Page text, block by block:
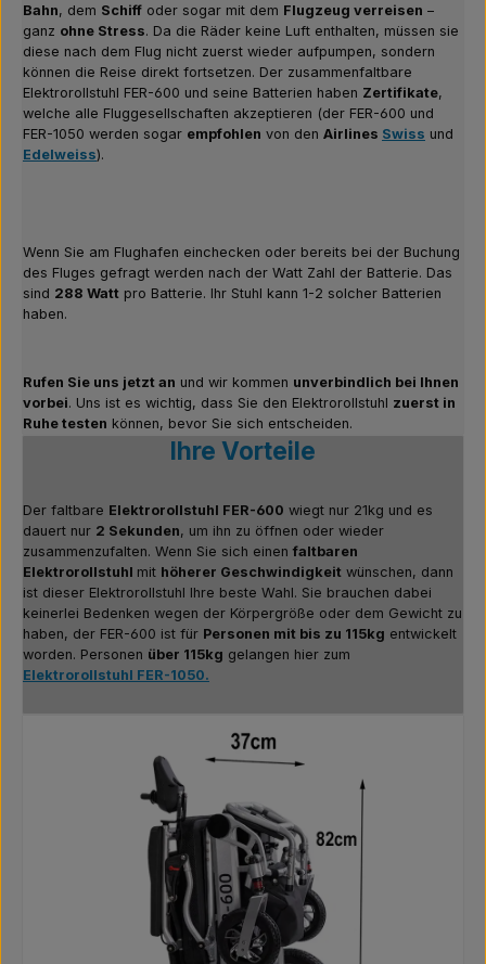
Bahn, dem Schiff oder sogar mit dem Flugzeug verreisen –
ganz ohne Stress. Da die Räder keine Luft enthalten, müssen sie
diese nach dem Flug nicht zuerst wieder aufpumpen, sondern
können die Reise direkt fortsetzen. Der zusammenfaltbare
Elektrorollstuhl FER-600 und seine Batterien haben Zertifikate,
welche alle Fluggesellschaften akzeptieren (der FER-600 und
FER-1050 werden sogar empfohlen von den Airlines Swiss und
Edelweiss).
Wenn Sie am Flughafen einchecken oder bereits bei der Buchung
des Fluges gefragt werden nach der Watt Zahl der Batterie. Das
sind 288 Watt pro Batterie. Ihr Stuhl kann 1-2 solcher Batterien
haben.
Rufen Sie uns jetzt an und wir kommen unverbindlich bei Ihnen
vorbei. Uns ist es wichtig, dass Sie den Elektrorollstuhl zuerst in
Ruhe testen können, bevor Sie sich entscheiden.
Ihre Vorteile
Der faltbare Elektrorollstuhl FER-600 wiegt nur 21kg und es
dauert nur 2 Sekunden, um ihn zu öffnen oder wieder
zusammenzufalten. Wenn Sie sich einen faltbaren
Elektrorollstuhl mit höherer Geschwindigkeit wünschen, dann
ist dieser Elektrorollstuhl Ihre beste Wahl. Sie brauchen dabei
keinerlei Bedenken wegen der Körpergröße oder dem Gewicht zu
haben, der FER-600 ist für Personen mit bis zu 115kg entwickelt
worden. Personen über 115kg gelangen hier zum
Elektrorollstuhl FER-1050.